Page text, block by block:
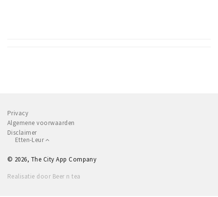
Privacy
Algemene voorwaarden
Disclaimer
Etten-Leur
© 2026, The City App Company
Realisatie door Beer n tea